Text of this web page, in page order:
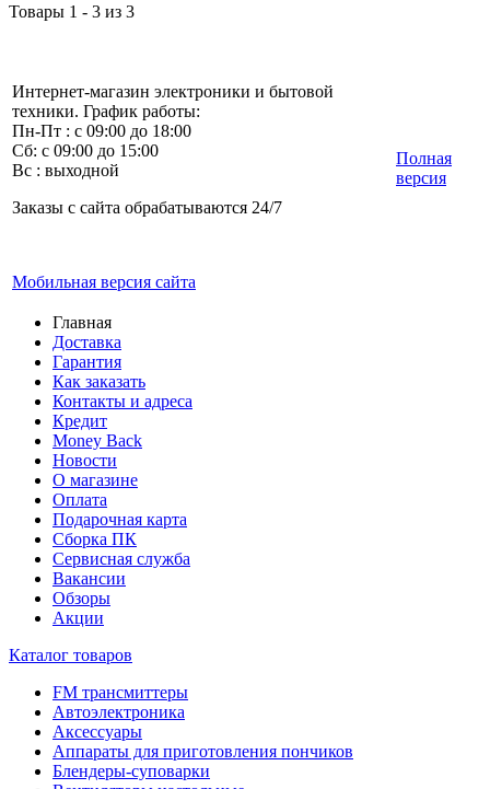
Товары 1 - 3 из 3
Интернет-магазин электроники и бытовой
техники. График работы:
Пн-Пт : с 09:00 до 18:00
Сб: с 09:00 до 15:00
Вс : выходной
Заказы с сайта обрабатываются 24/7
Мобильная версия сайта
Полная
версия
Главная
Доставка
Гарантия
Как заказать
Контакты и адреса
Кредит
Money Back
Новости
О магазине
Оплата
Подарочная карта
Сборка ПК
Сервисная служба
Вакансии
Обзоры
Акции
Каталог товаров
FM трансмиттеры
Автоэлектроника
Аксессуары
Аппараты для приготовления пончиков
Блендеры-суповарки